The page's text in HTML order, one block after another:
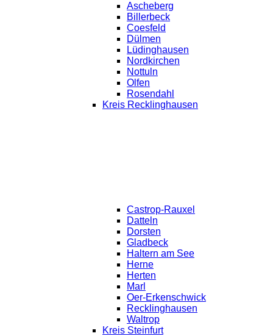
Ascheberg
Billerbeck
Coesfeld
Dülmen
Lüdinghausen
Nordkirchen
Nottuln
Olfen
Rosendahl
Kreis Recklinghausen
Castrop-Rauxel
Datteln
Dorsten
Gladbeck
Haltern am See
Herne
Herten
Marl
Oer-Erkenschwick
Recklinghausen
Waltrop
Kreis Steinfurt